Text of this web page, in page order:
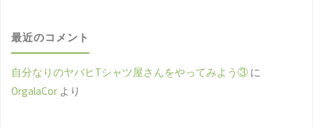
最近のコメント
自分なりのヤバヒTシャツ屋さんをやってみよう③ に
OrgalaCor より